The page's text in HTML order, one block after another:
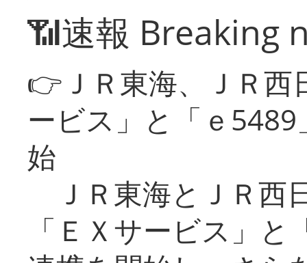
📶速報 Breaking
👉ＪＲ東海、ＪＲ
ービス」と「ｅ
始
ＪＲ東海とＪＲ西
「ＥＸサービス」